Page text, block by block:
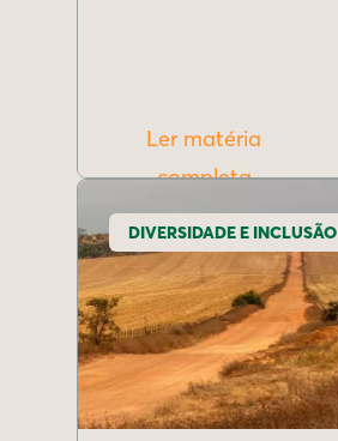
Ler matéria
completa
DIVERSIDADE E INCLUSÃO